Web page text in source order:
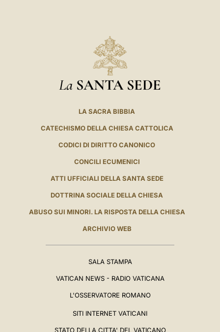
La SANTA SEDE
LA SACRA BIBBIA
CATECHISMO DELLA CHIESA CATTOLICA
CODICI DI DIRITTO CANONICO
CONCILI ECUMENICI
ATTI UFFICIALI DELLA SANTA SEDE
DOTTRINA SOCIALE DELLA CHIESA
ABUSO SUI MINORI. LA RISPOSTA DELLA CHIESA
ARCHIVIO WEB
SALA STAMPA
VATICAN NEWS - RADIO VATICANA
L'OSSERVATORE ROMANO
SITI INTERNET VATICANI
STATO DELLA CITTA' DEL VATICANO